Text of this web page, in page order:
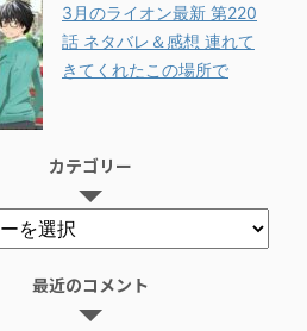
3月のライオン最新 第220
話 ネタバレ＆感想 連れて
きてくれたこの場所で
カテゴリー
最近のコメント